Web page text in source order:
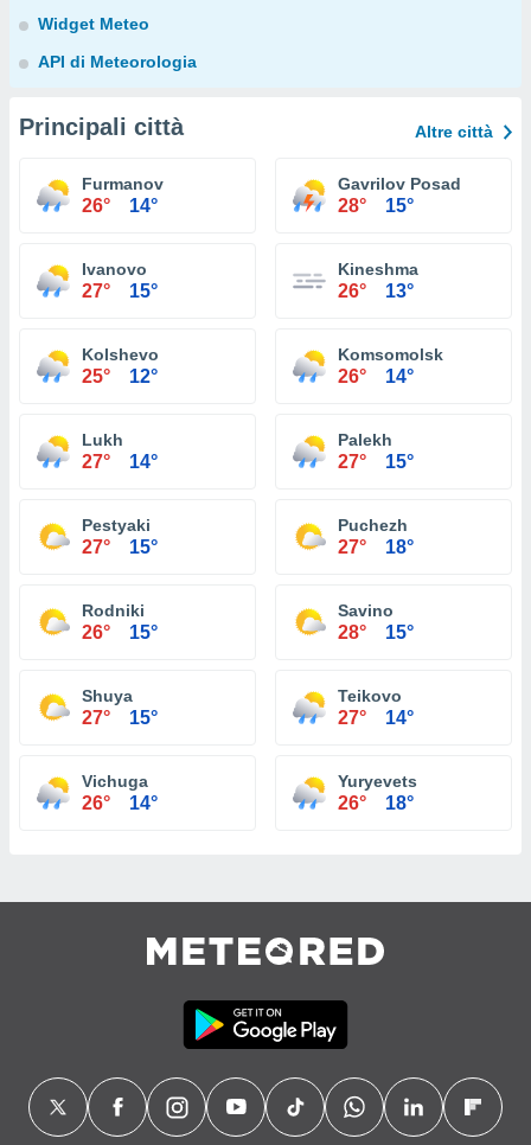
Widget Meteo
API di Meteorologia
Principali città Altre città
Furmanov
26° 14°
Gavrilov Posad
28° 15°
Ivanovo
27° 15°
Kineshma
26° 13°
Kolshevo
25° 12°
Komsomolsk
26° 14°
Lukh
27° 14°
Palekh
27° 15°
Pestyaki
27° 15°
Puchezh
27° 18°
Rodniki
26° 15°
Savino
28° 15°
Shuya
27° 15°
Teikovo
27° 14°
Vichuga
26° 14°
Yuryevets
26° 18°